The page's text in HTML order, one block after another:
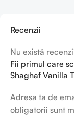
Recenzii
Nu există
Fii primul care
Shaghaf Vanilla
Adresa ta de
obligatorii sunt